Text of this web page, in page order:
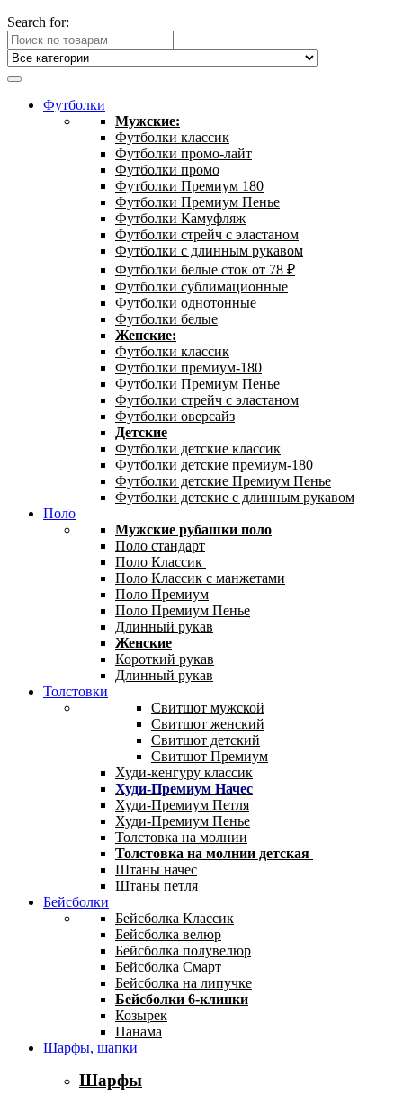
Search for:
Футболки
Мужские:
Футболки классик
Футболки промо-лайт
Футболки промо
Футболки Премиум 180
Футболки Премиум Пенье
Футболки Камуфляж
Футболки стрейч с эластаном
Футболки с длинным рукавом
Футболки белые сток от 78 ₽
Футболки сублимационные
Футболки однотонные
Футболки белые
Женские:
Футболки классик
Футболки премиум-180
Футболки Премиум Пенье
Футболки стрейч с эластаном
Футболки оверсайз
Детские
Футболки детские классик
Футболки детские премиум-180
Футболки детские Премиум Пенье
Футболки детские с длинным рукавом
Поло
Мужские рубашки поло
Поло стандарт
Поло Классик
Поло Классик с манжетами
Поло Премиум
Поло Премиум Пенье
Длинный рукав
Женские
Короткий рукав
Длинный рукав
Толстовки
Свитшот мужской
Свитшот женский
Свитшот детский
Свитшот Премиум
Худи-кенгуру классик
Худи-Премиум Начес
Худи-Премиум Петля
Худи-Премиум Пенье
Толстовка на молнии
Толстовка на молнии детская
Штаны начес
Штаны петля
Бейсболки
Бейсболка Классик
Бейсболка велюр
Бейсболка полувелюр
Бейсболка Смарт
Бейсболка на липучке
Бейсболки 6-клинки
Козырек
Панама
Шарфы, шапки
Шарфы